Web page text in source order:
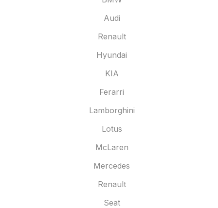
Audi
Renault
Hyundai
KIA
Ferarri
Lamborghini
Lotus
McLaren
Mercedes
Renault
Seat